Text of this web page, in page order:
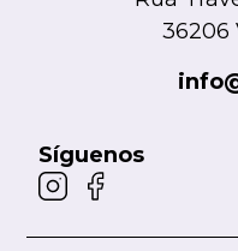
36206
Síguenos